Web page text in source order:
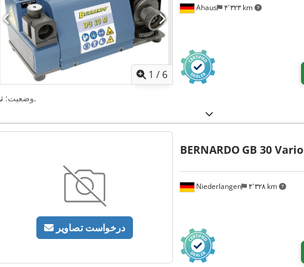
1 / 6
Ahaus ۴٬۳۲۳ km
وضعیت:,
درخواست تصاویر
Niederlangen ۴٬۳۲۸ km
BERNARDO GB 30 Vario